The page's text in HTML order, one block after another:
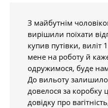
З майбутнім
вирішили поїхати
купив путівки,
мене на роботу й
одружимося, буде
До вильоту
довелося за коробку
довідку про